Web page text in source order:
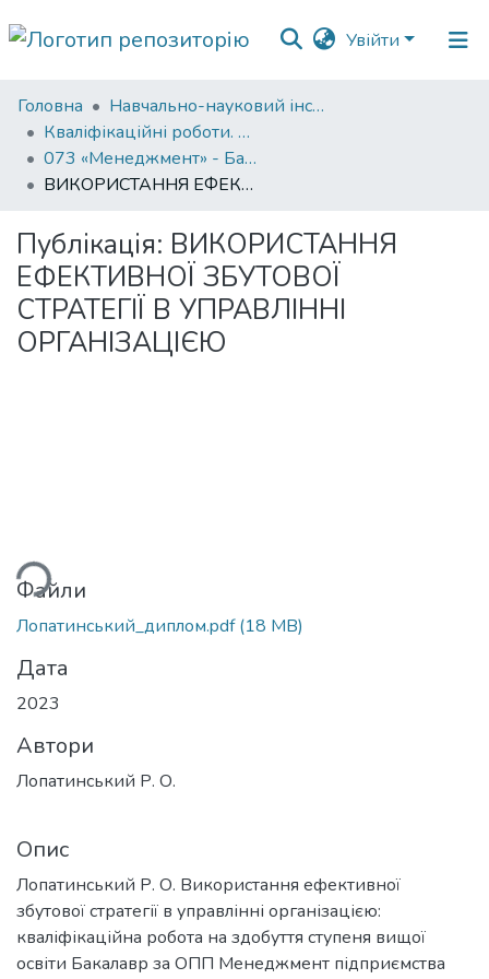
Увійти
Фонди
та
зібрання
Пошук за критеріями
Статистика
Головна
Навчально-науковий інститут економіки, управління, права та інформаційних технологій
Кваліфікаційні роботи. ННІ економіки, управління, права та ІТ
073 «Менеджмент» - Бакалаври 2022-2023
ВИКОРИСТАННЯ ЕФЕКТИВНОЇ ЗБУТОВОЇ СТРАТЕГІЇ В УПРАВЛІННІ ОРГАНІЗАЦІЄЮ
Публікація: ВИКОРИСТАННЯ
ЕФЕКТИВНОЇ ЗБУТОВОЇ
СТРАТЕГІЇ В УПРАВЛІННІ
ОРГАНІЗАЦІЄЮ
Файли
Лопатинський_диплом.pdf(18 MB)
Дата
2023
Автори
Лопатинський Р. О.
Опис
Лопатинський Р. О. Використання ефективної
збутової стратегії в управлінні організацією:
кваліфікаційна робота на здобуття ступеня вищої
освіти Бакалавр за ОПП Менеджмент підприємства